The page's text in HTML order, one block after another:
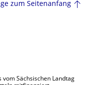
zum Seitenanfang
vom Sächsischen Landtag